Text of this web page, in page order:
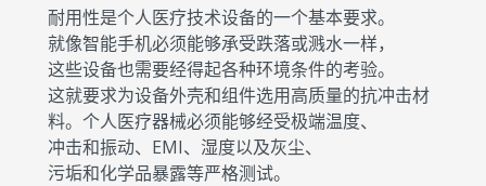
耐用性是个人医疗技术设备的一个基本要求。
就像智能手机必须能够承受跌落或溅水一样，
这些设备也需要经得起各种环境条件的考验。
这就要求为设备外壳和组件选用高质量的抗冲击材
料。个人医疗器械必须能够经受极端温度、
冲击和振动、EMI、湿度以及灰尘、
污垢和化学品暴露等严格测试。